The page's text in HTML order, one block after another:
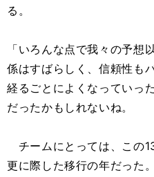
る。
「いろんな点で我々の予想
係はすばらしく、信頼性も
経るごとによくなっていっ
だったかもしれないね。
チームにとっては、この
更に際した移行の年だった